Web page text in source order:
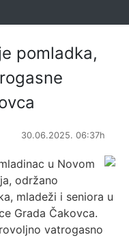
pomladka,
30.06.2025. 06:37h
u Novom
održano
mladeži i seniora u
Grada Čakovca.
vatrogasno